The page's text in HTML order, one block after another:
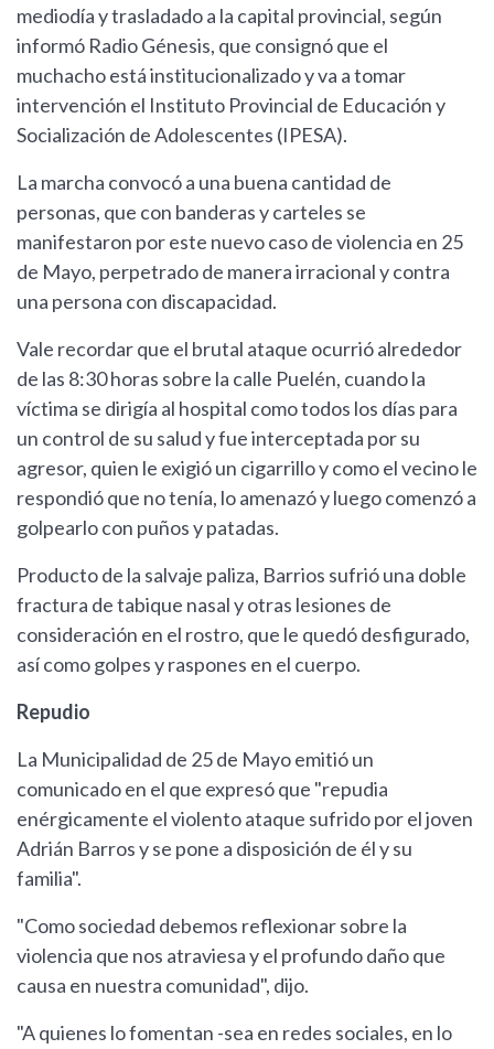
mediodía y trasladado a la capital provincial, según
informó Radio Génesis, que consignó que el
muchacho está institucionalizado y va a tomar
intervención el Instituto Provincial de Educación y
Socialización de Adolescentes (IPESA).
La marcha convocó a una buena cantidad de
personas, que con banderas y carteles se
manifestaron por este nuevo caso de violencia en 25
de Mayo, perpetrado de manera irracional y contra
una persona con discapacidad.
Vale recordar que el brutal ataque ocurrió alrededor
de las 8:30 horas sobre la calle Puelén, cuando la
víctima se dirigía al hospital como todos los días para
un control de su salud y fue interceptada por su
agresor, quien le exigió un cigarrillo y como el vecino le
respondió que no tenía, lo amenazó y luego comenzó a
golpearlo con puños y patadas.
Producto de la salvaje paliza, Barrios sufrió una doble
fractura de tabique nasal y otras lesiones de
consideración en el rostro, que le quedó desfigurado,
así como golpes y raspones en el cuerpo.
Repudio
La Municipalidad de 25 de Mayo emitió un
comunicado en el que expresó que "repudia
enérgicamente el violento ataque sufrido por el joven
Adrián Barros y se pone a disposición de él y su
familia".
"Como sociedad debemos reflexionar sobre la
violencia que nos atraviesa y el profundo daño que
causa en nuestra comunidad", dijo.
"A quienes lo fomentan -sea en redes sociales, en lo